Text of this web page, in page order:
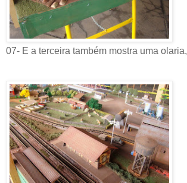
07- E a terceira também mostra uma olaria,